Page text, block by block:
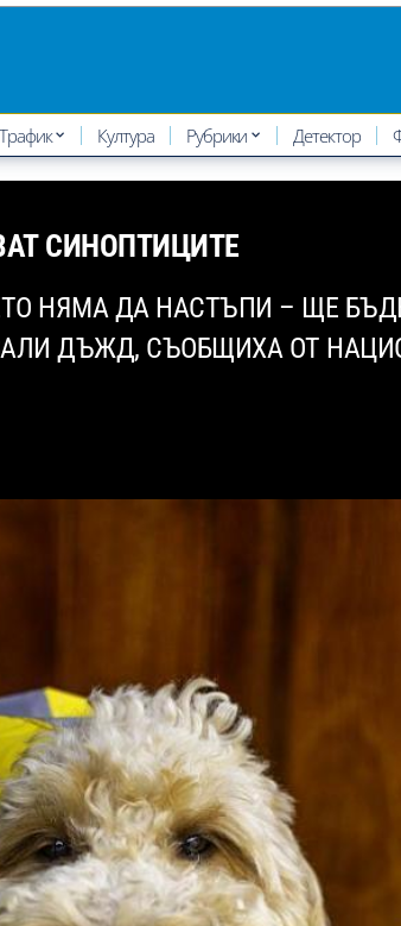
Трафик Култура Рубрики Детектор
СИНОПТИЦИТЕ
НЯМА ДА НАСТЪПИ – ЩЕ
ДЪЖД, СЪОБЩИХА ОТ